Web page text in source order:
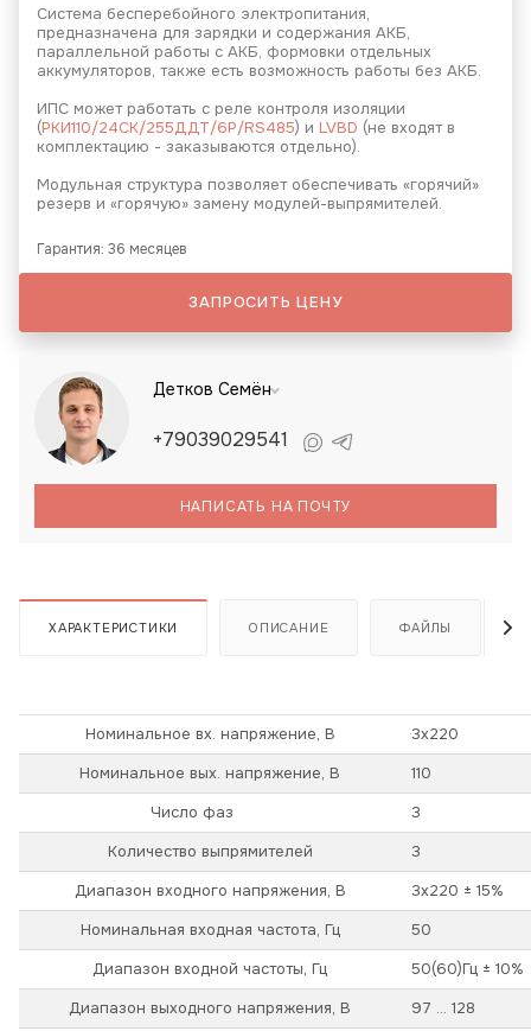
Система бесперебойного электропитания,
предназначена для зарядки и содержания АКБ,
параллельной работы с АКБ, формовки отдельных
аккумуляторов, также есть возможность работы без АКБ.
ИПС может работать с реле контроля изоляции
(РКИ110/24СК/255ДДТ/6Р/RS485) и LVBD (не входят в
комплектацию - заказываются отдельно).
Модульная структура позволяет обеспечивать «горячий»
резерв и «горячую» замену модулей-выпрямителей.
Гарантия: 36 месяцев
ЗАПРОСИТЬ ЦЕНУ
Детков Семён
+79039029541
НАПИСАТЬ НА ПОЧТУ
ХАРАКТЕРИСТИКИ ОПИСАНИЕ ФАЙЛЫ
Номинальное вх. напряжение, В
3х220
Номинальное вых. напряжение, В
110
Число фаз
3
Количество выпрямителей
3
Диапазон входного напряжения, В
3х220 ± 15%
Номинальная входная частота, Гц
50
Диапазон входной частоты, Гц
50(60)Гц ± 10%
Диапазон выходного напряжения, В
97 ... 128